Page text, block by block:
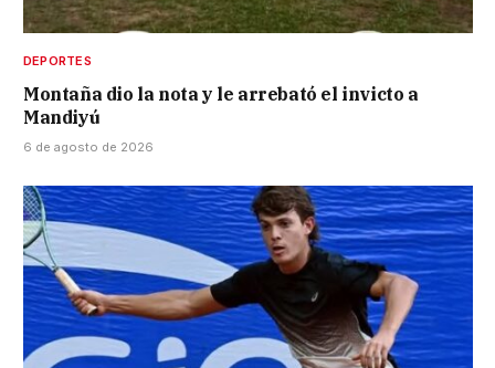
DEPORTES
Montaña dio la nota y le arrebató el invicto a
Mandiyú
6 de agosto de 2026